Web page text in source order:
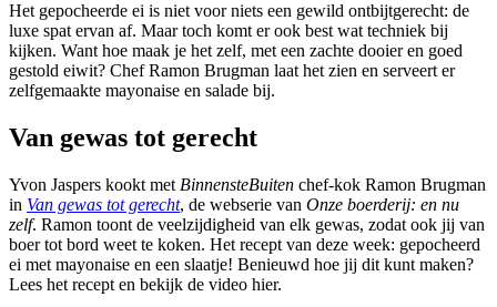
Het gepocheerde ei is niet voor niets een gewild ontbijtgerecht: de
luxe spat ervan af. Maar toch komt er ook best wat techniek bij
kijken. Want hoe maak je het zelf, met een zachte dooier en goed
gestold eiwit? Chef Ramon Brugman laat het zien en serveert er
zelfgemaakte mayonaise en salade bij.
Van gewas tot gerecht
Yvon Jaspers kookt met BinnensteBuiten chef-kok Ramon Brugman
in Van gewas tot gerecht, de webserie van Onze boerderij: en nu
zelf. Ramon toont de veelzijdigheid van elk gewas, zodat ook jij van
boer tot bord weet te koken. Het recept van deze week: gepocheerd
ei met mayonaise en een slaatje! Benieuwd hoe jij dit kunt maken?
Lees het recept en bekijk de video hier.